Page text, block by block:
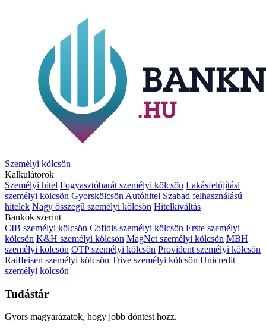
Személyi kölcsön
Kalkulátorok
Személyi hitel Fogyasztóbarát személyi kölcsön Lakásfelújítási
személyi kölcsön Gyorskölcsön Autóhitel Szabad felhasználású
hitelek Nagy összegű személyi kölcsön Hitelkiváltás
Bankok szerint
CIB személyi kölcsön Cofidis személyi kölcsön Erste személyi
kölcsön K&H személyi kölcsön MagNet személyi kölcsön MBH
személyi kölcsön OTP személyi kölcsön Provident személyi kölcsön
Raiffeisen személyi kölcsön Trive személyi kölcsön Unicredit
személyi kölcsön
Tudástár
Gyors magyarázatok, hogy jobb döntést hozz.